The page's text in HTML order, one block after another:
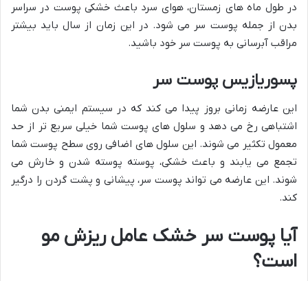
در طول ماه های زمستان، هوای سرد باعث خشکی پوست در سراسر
بدن از جمله پوست سر می شود. در این زمان از سال باید بیشتر
مراقب آبرسانی به پوست سر خود باشید.
پسوریازیس پوست سر
این عارضه زمانی بروز پیدا می کند که در سیستم ایمنی بدن شما
اشتباهی رخ می دهد و سلول های پوست شما خیلی سریع تر از حد
معمول تکثیر می شوند. این سلول های اضافی روی سطح پوست شما
تجمع می یابند و باعث خشکی، پوسته پوسته شدن و خارش می
شوند. این عارضه می تواند پوست سر، پیشانی و پشت گردن را درگیر
کند.
آیا پوست سر خشک عامل ریزش مو
است؟